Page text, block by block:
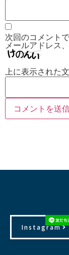
次回のコメント
メールアドレス
上に表示された
Instagram